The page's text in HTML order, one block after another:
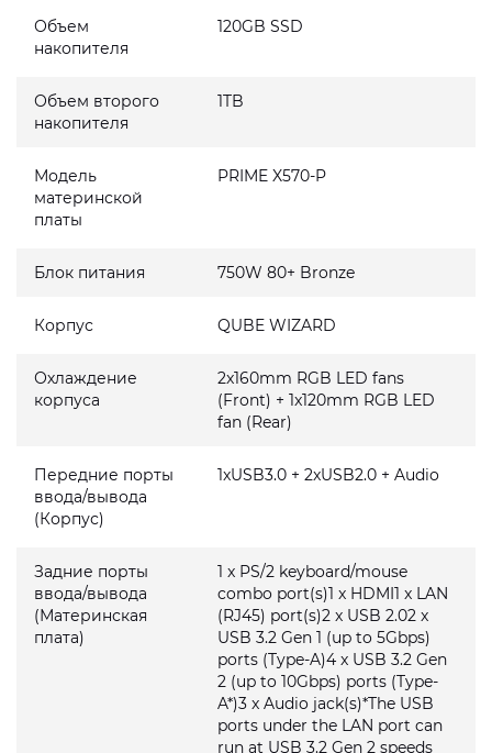
Объем
накопителя
120GB SSD
Объем второго
накопителя
1TB
Модель
материнской
платы
PRIME X570-P
Блок питания 750W 80+ Bronze
Корпус QUBE WIZARD
Охлаждение
корпуса
2x160mm RGB LED fans
(Front) + 1x120mm RGB LED
fan (Rear)
Передние порты
ввода/вывода
(Корпус)
1xUSB3.0 + 2xUSB2.0 + Audio
Задние порты
ввода/вывода
(Материнская
плата)
1 x PS/2 keyboard/mouse
combo port(s)1 x HDMI1 x LAN
(RJ45) port(s)2 x USB 2.02 x
USB 3.2 Gen 1 (up to 5Gbps)
ports (Type-A)4 x USB 3.2 Gen
2 (up to 10Gbps) ports (Type-
A*)3 x Audio jack(s)*The USB
ports under the LAN port can
run at USB 3.2 Gen 2 speeds